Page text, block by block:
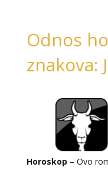
Odnos
znakova:
Horoskop – Ovo